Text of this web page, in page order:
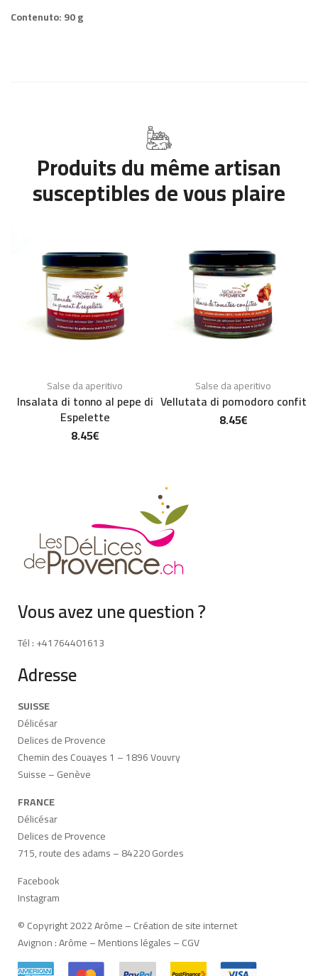
Contenuto: 90 g
Produits du même artisan
susceptibles de vous plaire
Salse da aperitivo
Insalata di tonno al pepe di
Espelette
8.45€
Salse da aperitivo
Vellutata di pomodoro confit
8.45€
Vous avez une question ?
Tél : +41764401613
Adresse
SUISSE
Délicésar
Delices de Provence
Chemin des Couayes 1 – 1896 Vouvry
Suisse – Genève
FRANCE
Délicésar
Delices de Provence
715, route des adams – 84220 Gordes
Facebook
Instagram
© Copyright 2022 Arôme –Création de site internet
Avignon:Arôme–Mentions légales–CGV